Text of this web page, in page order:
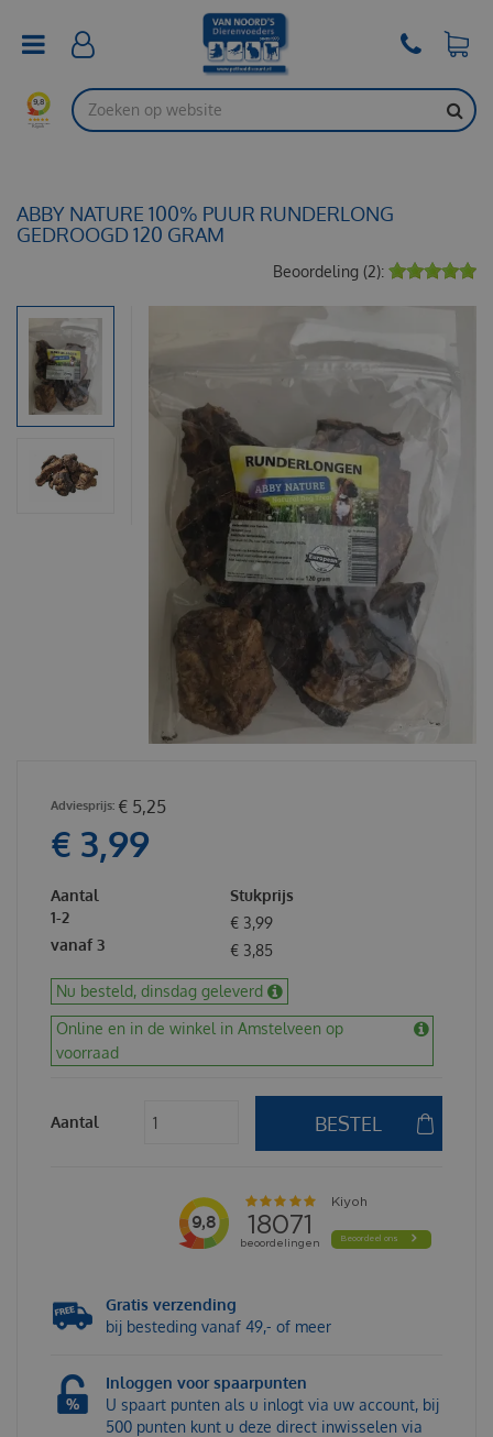
ABBY NATURE 100% PUUR RUNDERLONG
GEDROOGD 120 GRAM
€ 5,25
€ 3,99
Aantal
Stukprijs
1-2
€ 3,99
vanaf 3
€ 3,85
Nu besteld, dinsdag geleverd
Online en in de winkel in Amstelveen op
voorraad
Aantal
Gratis verzending
bij besteding vanaf 49,- of meer
Inloggen voor spaarpunten
U spaart punten als u inlogt via uw account, bij
500 punten kunt u deze direct inwisselen via
Beoordeling (2):